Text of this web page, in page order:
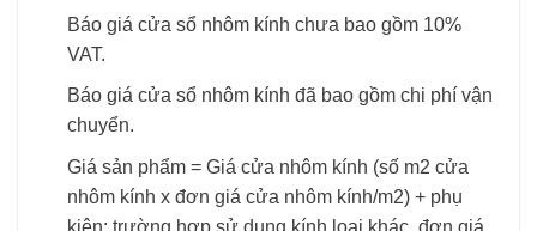
Báo giá cửa sổ nhôm kính chưa bao gồm 10%
VAT.
Báo giá cửa sổ nhôm kính đã bao gồm chi phí vận
chuyển.
Giá sản phẩm = Giá cửa nhôm kính (số m2 cửa
nhôm kính x đơn giá cửa nhôm kính/m2) + phụ
kiện; trường hợp sử dụng kính loại khác, đơn giá